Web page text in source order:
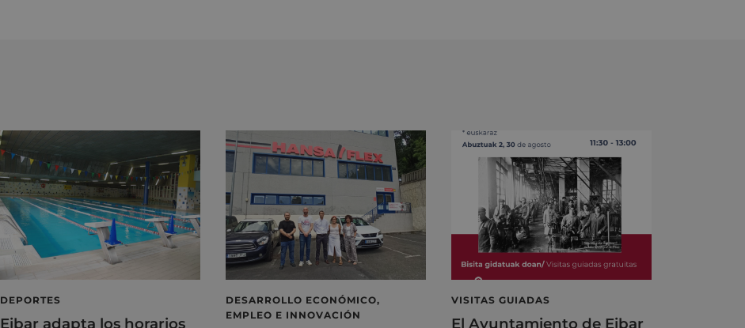
DEPORTES
Eibar adapta los horarios
DESARROLLO ECONÓMICO,
EMPLEO E INNOVACIÓN
VISITAS GUIADAS
El Ayuntamiento de Eibar